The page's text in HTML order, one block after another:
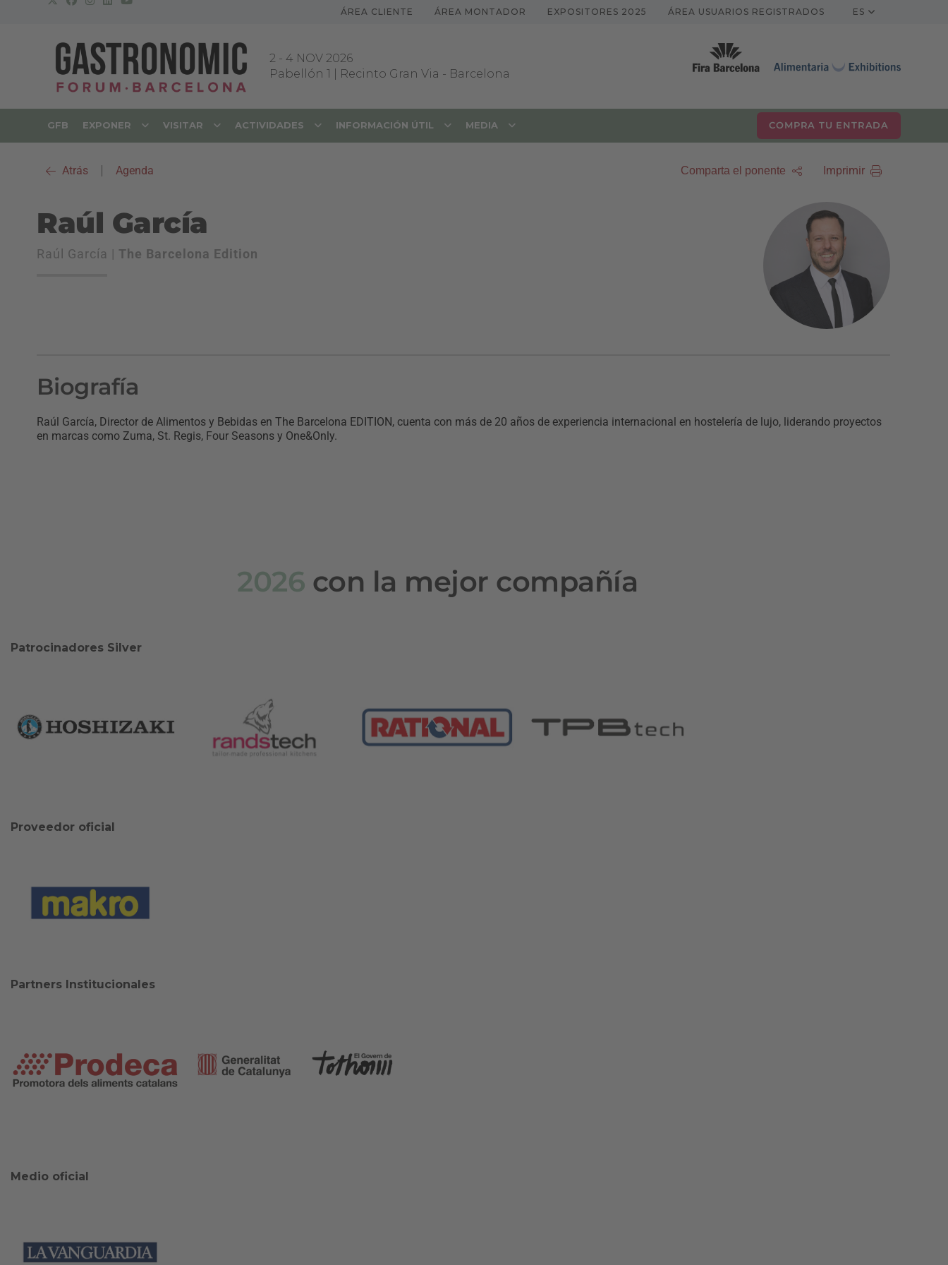
ÁREA CLIENTE ÁREA MONTADOR EXPOSITORES 2025 ÁREA USUARIOS REGISTRADOS ES
2 - 4 NOV 2026
Pabellón 1 | Recinto Gran Via - Barcelona
GFB EXPONER VISITAR ACTIVIDADES INFORMACIÓN ÚTIL MEDIA COMPRA TU ENTRADA
Atrás Agenda Comparta el ponente Imprimir
Raúl García
Raúl García | The Barcelona Edition
Biografía
Raúl García, Director de Alimentos y Bebidas en The Barcelona EDITION, cuenta con más de 20 años de experiencia internacional en hostelería de lujo, liderando proyectos
en marcas como Zuma, St. Regis, Four Seasons y One&Only.
2026 con la mejor compañía
Patrocinadores Silver
Proveedor oficial
Partners Institucionales
Medio oficial